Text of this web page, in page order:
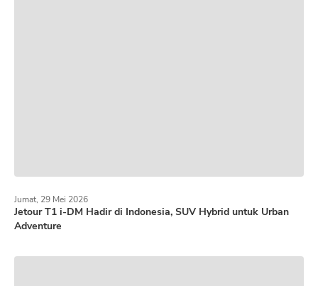
Jetour T1 i-DM Hadir di Indonesia, SUV Hybrid untuk Urban
Adventure
Jumat, 29 Mei 2026